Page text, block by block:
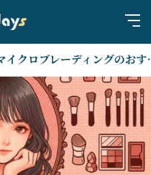
台南のマイクロブレー